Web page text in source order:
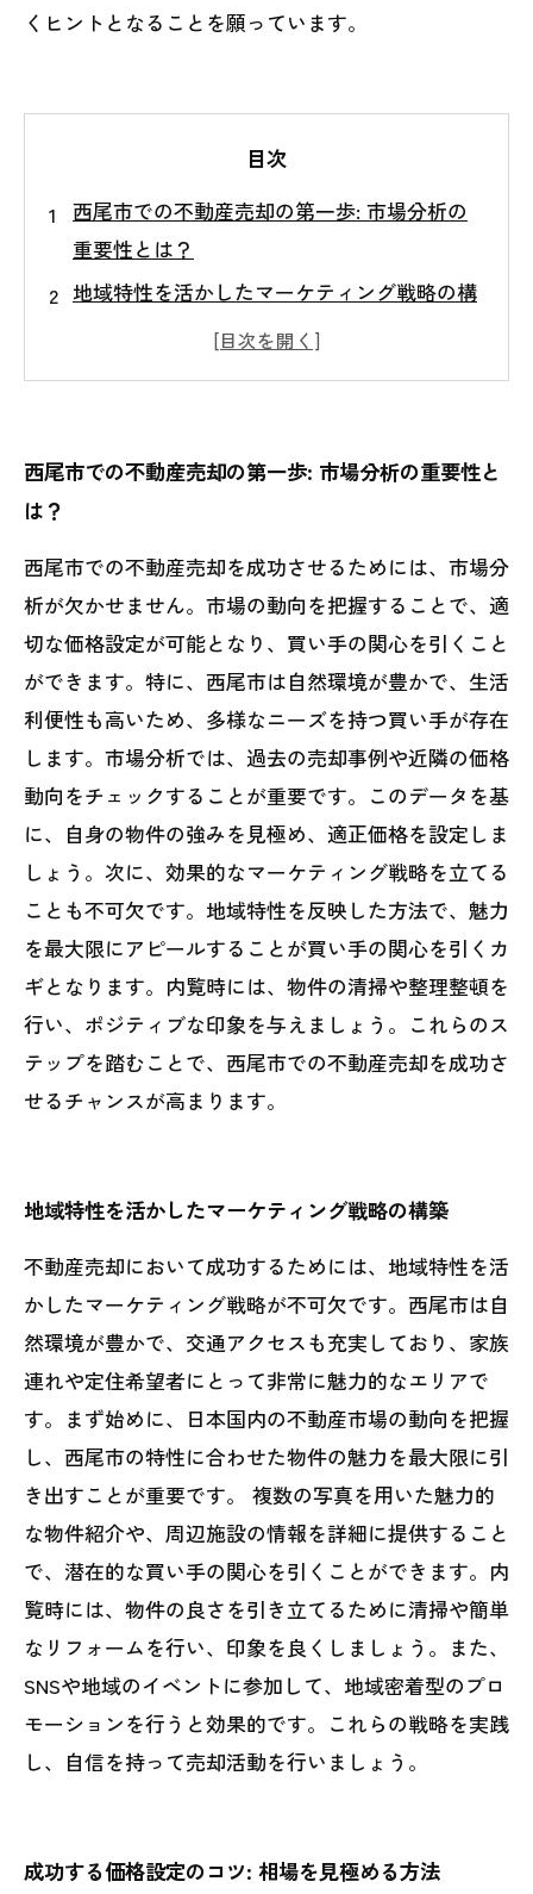
くヒントとなることを願っています。
目次
西尾市での不動産売却の第一歩: 市場分析の
重要性とは？
地域特性を活かしたマーケティング戦略の構
に
ール術
実際の成功事例から学ぶ: 売却成功の秘訣
あなたの不動産売却を成功に導くための総ま
とめ
西尾市での不動産売却の第一歩: 市場分析の重要性と
は？
西尾市での不動産売却を成功させるためには、市場分
析が欠かせません。市場の動向を把握することで、適
切な価格設定が可能となり、買い手の関心を引くこと
ができます。特に、西尾市は自然環境が豊かで、生活
利便性も高いため、多様なニーズを持つ買い手が存在
します。市場分析では、過去の売却事例や近隣の価格
動向をチェックすることが重要です。このデータを基
に、自身の物件の強みを見極め、適正価格を設定しま
しょう。次に、効果的なマーケティング戦略を立てる
ことも不可欠です。地域特性を反映した方法で、魅力
を最大限にアピールすることが買い手の関心を引くカ
ギとなります。内覧時には、物件の清掃や整理整頓を
行い、ポジティブな印象を与えましょう。これらのス
テップを踏むことで、西尾市での不動産売却を成功さ
せるチャンスが高まります。
地域特性を活かしたマーケティング戦略の構築
不動産売却において成功するためには、地域特性を活
かしたマーケティング戦略が不可欠です。西尾市は自
然環境が豊かで、交通アクセスも充実しており、家族
連れや定住希望者にとって非常に魅力的なエリアで
す。まず始めに、日本国内の不動産市場の動向を把握
し、西尾市の特性に合わせた物件の魅力を最大限に引
き出すことが重要です。 複数の写真を用いた魅力的
な物件紹介や、周辺施設の情報を詳細に提供すること
で、潜在的な買い手の関心を引くことができます。内
覧時には、物件の良さを引き立てるために清掃や簡単
なリフォームを行い、印象を良くしましょう。また、
SNSや地域のイベントに参加して、地域密着型のプロ
モーションを行うと効果的です。これらの戦略を実践
し、自信を持って売却活動を行いましょう。
成功する価格設定のコツ: 相場を見極める方法